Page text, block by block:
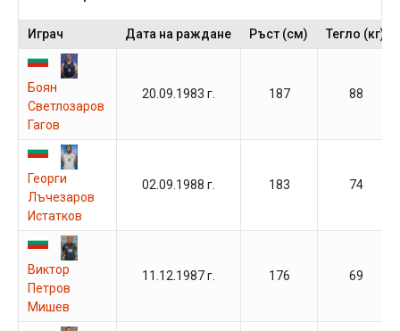
Играч Дата на раждане Ръст (см) Тегло (кг)
Боян
Светлозаров
Гагов
20.09.1983 г. 187 88
Георги
Лъчезаров
Истатков
02.09.1988 г. 183 74
Виктор
Петров
Мишев
11.12.1987 г. 176 69